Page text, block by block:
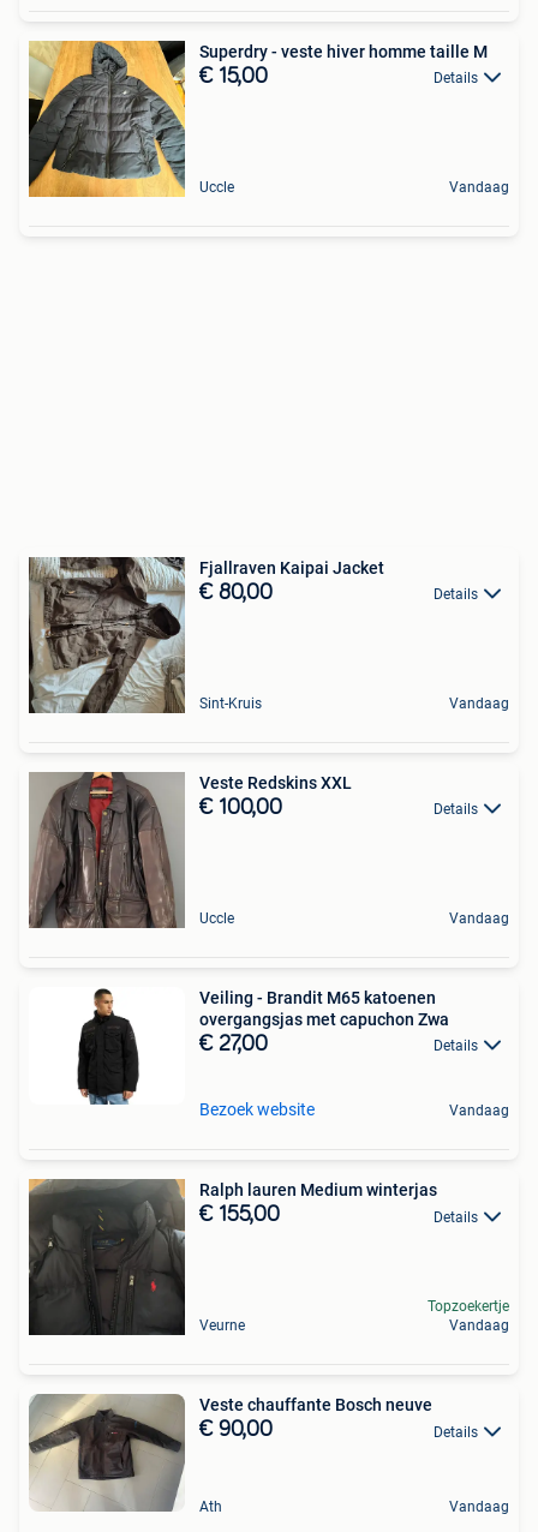
Superdry - veste hiver homme taille M
€ 15,00 Details
Uccle Vandaag
Fjallraven Kaipai Jacket
€ 80,00 Details
Sint-Kruis Vandaag
Veste Redskins XXL
€ 100,00 Details
Uccle Vandaag
Veiling - Brandit M65 katoenen
overgangsjas met capuchon Zwa
€ 27,00 Details
Bezoek website Vandaag
Ralph lauren Medium winterjas
€ 155,00 Details
Veurne
Topzoekertje
Vandaag
Veste chauffante Bosch neuve
€ 90,00 Details
Ath Vandaag